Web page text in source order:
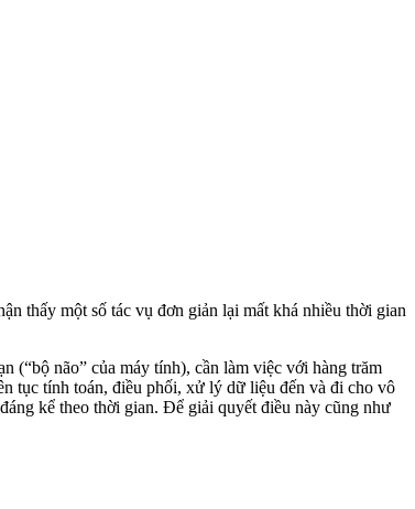
thấy một số tác vụ đơn giản lại mất khá nhiều thời gian
(“bộ não” của máy tính), cần làm việc với hàng trăm
tục tính toán, điều phối, xử lý dữ liệu đến và đi cho vô
kể theo thời gian. Để giải quyết điều này cũng như